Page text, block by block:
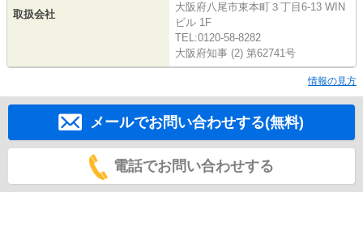
取扱会社
大阪府八尾市東本町３丁目6-13 WIN
ビル 1F
TEL:0120-58-8282
大阪府知事 (2) 第62741号
情報の見方
メールでお問い合わせする(無料)
電話でお問い合わせする